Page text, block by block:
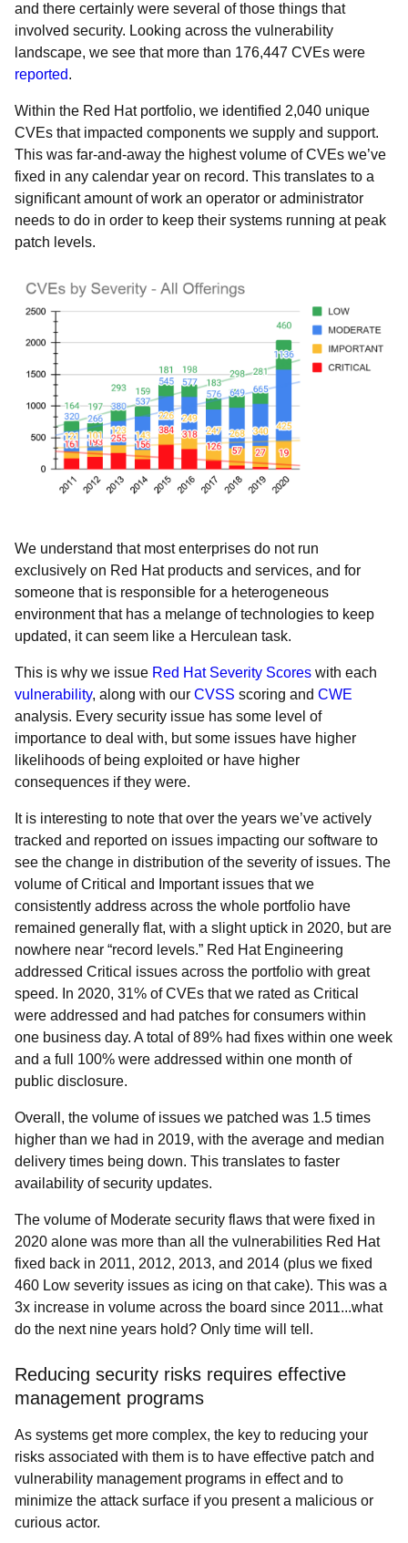
and there certainly were several of those things that
involved security. Looking across the vulnerability
landscape, we see that more than 176,447 CVEs were
reported.
Within the Red Hat portfolio, we identified 2,040 unique
CVEs that impacted components we supply and support.
This was far-and-away the highest volume of CVEs we’ve
fixed in any calendar year on record. This translates to a
significant amount of work an operator or administrator
needs to do in order to keep their systems running at peak
patch levels.
We understand that most enterprises do not run
exclusively on Red Hat products and services, and for
someone that is responsible for a heterogeneous
environment that has a melange of technologies to keep
updated, it can seem like a Herculean task.
This is why we issue Red Hat Severity Scores with each
vulnerability, along with our CVSS scoring and CWE
analysis. Every security issue has some level of
importance to deal with, but some issues have higher
likelihoods of being exploited or have higher
consequences if they were.
It is interesting to note that over the years we’ve actively
tracked and reported on issues impacting our software to
see the change in distribution of the severity of issues. The
volume of Critical and Important issues that we
consistently address across the whole portfolio have
remained generally flat, with a slight uptick in 2020, but are
nowhere near “record levels.” Red Hat Engineering
addressed Critical issues across the portfolio with great
speed. In 2020, 31% of CVEs that we rated as Critical
were addressed and had patches for consumers within
one business day. A total of 89% had fixes within one week
and a full 100% were addressed within one month of
public disclosure.
Overall, the volume of issues we patched was 1.5 times
higher than we had in 2019, with the average and median
delivery times being down. This translates to faster
availability of security updates.
The volume of Moderate security flaws that were fixed in
2020 alone was more than all the vulnerabilities Red Hat
fixed back in 2011, 2012, 2013, and 2014 (plus we fixed
460 Low severity issues as icing on that cake). This was a
3x increase in volume across the board since 2011...what
do the next nine years hold? Only time will tell.
Reducing security risks requires effective
management programs
As systems get more complex, the key to reducing your
risks associated with them is to have effective patch and
vulnerability management programs in effect and to
minimize the attack surface if you present a malicious or
curious actor.